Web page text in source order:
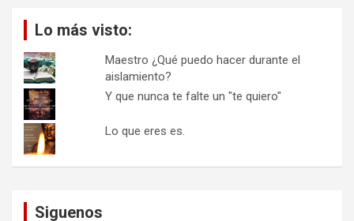
Lo más visto:
Maestro ¿Qué puedo hacer durante el
aislamiento?
Y que nunca te falte un "te quiero"
Lo que eres es.
Siguenos